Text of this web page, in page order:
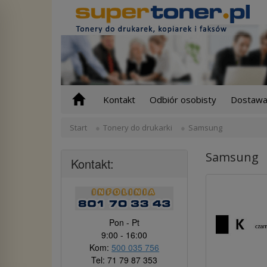
Kontakt Odbiór osobisty
Start Tonery do drukarki Samsung
Samsung
Kontakt:
Pon - Pt
9:00 - 16:00
Kom:500 035 756
Tel: 71 79 87 353